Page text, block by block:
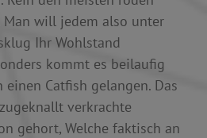
Man will jedem also unter
Ihr Wohlstand
kommt es beilaufig
Catfish gelangen. Das
verkrachte
gehort, Welche faktisch an